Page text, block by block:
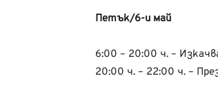
Петък/6-и май
6:00 – 20:00 ч. –
20:00 ч. – 22:00 ч. –